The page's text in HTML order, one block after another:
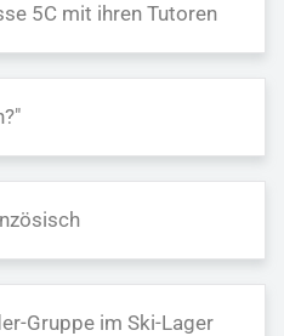
5C mit ihren Tutoren
Gruppe im Ski-Lager